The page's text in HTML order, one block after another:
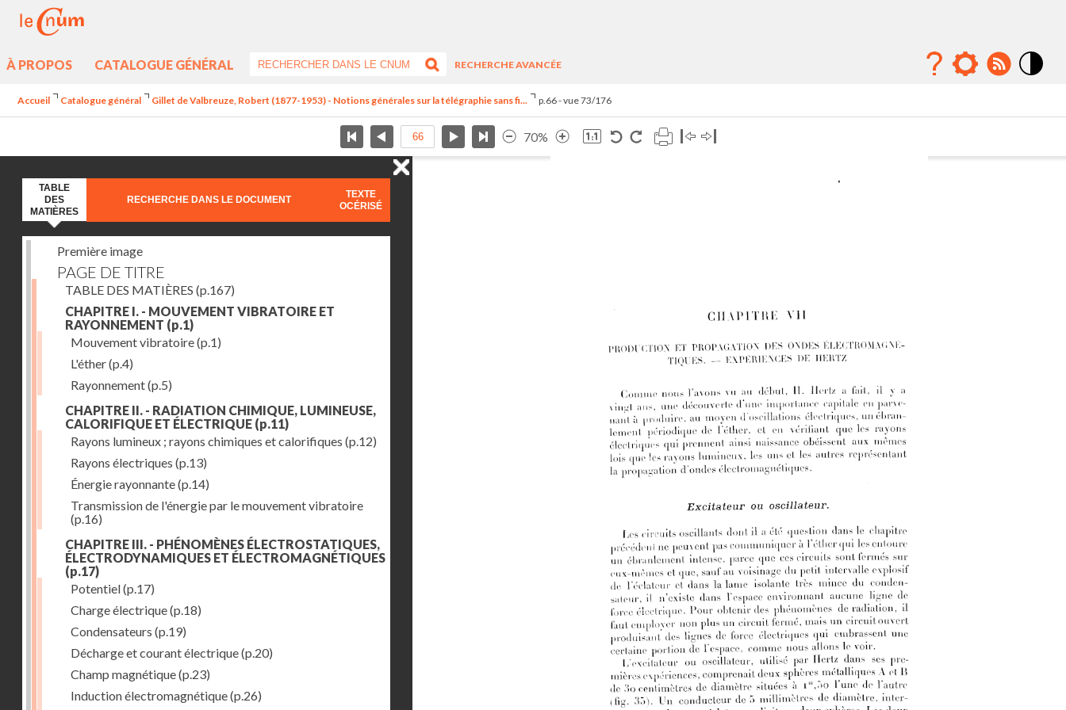
À PROPOS CATALOGUE GÉNÉRAL
RECHERCHE AVANCÉE
Accueil Catalogue général Gillet de Valbreuze, Robert (1877-1953) - Notions générales sur la télégraphie sans fi... p.66 - vue 73/176
70%
TABLE
DES
MATIÈRES
RECHERCHE DANS LE DOCUMENT
TEXTE
OCÉRISÉ
Première image
PAGE DE TITRE
TABLE DES MATIÈRES (p.167)
CHAPITRE I. - MOUVEMENT VIBRATOIRE ET
RAYONNEMENT (p.1)
Mouvement vibratoire(p.1)
L'éther(p.4)
Rayonnement(p.5)
CHAPITRE II. - RADIATION CHIMIQUE, LUMINEUSE,
CALORIFIQUE ET ÉLECTRIQUE (p.11)
Rayons lumineux ; rayons chimiques et calorifiques (p.12)
Rayons électriques (p.13)
Énergie rayonnante(p.14)
Transmission de l'énergie par le mouvement vibratoire
(p.16)
CHAPITRE III. - PHÉNOMÈNES ÉLECTROSTATIQUES,
ÉLECTRODYNAMIQUES ET ÉLECTROMAGNÉTIQUES
(p.17)
Potentiel(p.17)
Charge électrique(p.18)
Condensateurs (p.19)
Décharge et courant électrique(p.20)
Champ magnétique(p.23)
Induction électromagnétique(p.26)